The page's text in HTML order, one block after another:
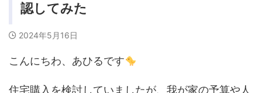
認してみた
2024年5月16日
こんにちわ、あひるです
住宅購入を検討していましたが、我が家の予算や人